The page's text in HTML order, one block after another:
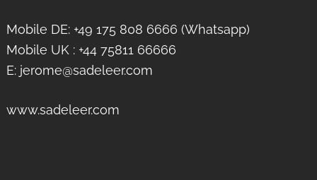
Mobile DE: +49 175 808 6666 (Whatsapp)
Mobile UK : +44 75811 66666
E: jerome@sadeleer.com
www.sadeleer.com